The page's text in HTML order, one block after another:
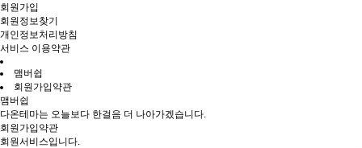
회원가입
회원정보찾기
개인정보처리방침
서비스 이용약관
맴버쉽
회원가입약관
맴버쉽
다온테마는 오늘보다 한걸음 더 나아가겠습니다.
회원가입약관
회원서비스입니다.